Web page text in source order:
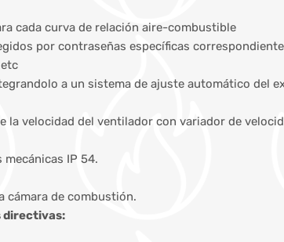
cada curva de relación aire-combustible
por contraseñas específicas
a un sistema de ajuste automático del
la velocidad del ventilador con variador de
IP 54.
cámara de combustión.
directivas: